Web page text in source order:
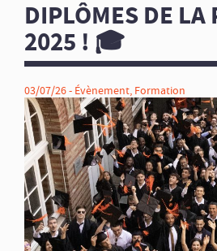
DIPLÔMES DE LA
2025 ! 🎓
03/07/26 - Évènement, Formation